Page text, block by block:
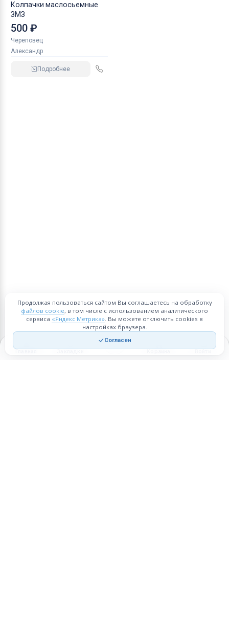
Колпачки маслосьемные
ЗМЗ
500 ₽
Череповец
Александр
Подробнее
Главная Закладки Корзина Войти
Продолжая пользоваться сайтом Вы соглашаетесь на обработку
файлов cookie, в том числе с использованием аналитического
сервиса «Яндекс Метрика». Вы можете отключить cookies в
настройках браузера.
Согласен